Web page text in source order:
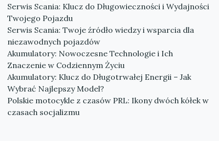
Serwis Scania: Klucz do Długowieczności i Wydajności
Twojego Pojazdu
Serwis Scania: Twoje źródło wiedzy i wsparcia dla
niezawodnych pojazdów
Akumulatory: Nowoczesne Technologie i Ich
Znaczenie w Codziennym Życiu
Akumulatory: Klucz do Długotrwałej Energii – Jak
Wybrać Najlepszy Model?
Polskie motocykle z czasów PRL: Ikony dwóch kółek w
czasach socjalizmu